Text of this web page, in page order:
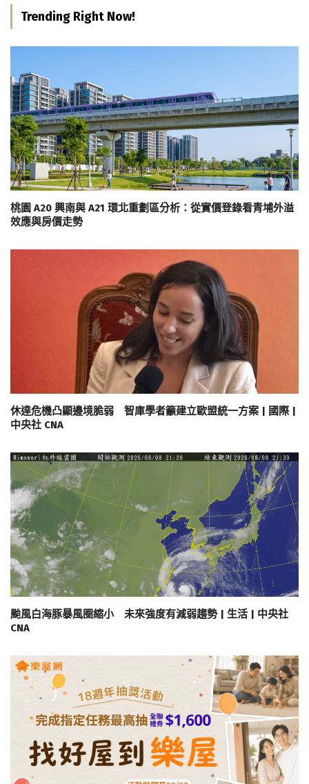
Trending Right Now!
桃園 A20 興南與 A21 環北重劃區分析：從實價登錄看青埔外溢
效應與房價走勢
休達危機凸顯邊境脆弱 智庫學者籲建立歐盟統一方案 | 國際 |
中央社 CNA
颱風白海豚暴風圈縮小 未來強度有減弱趨勢 | 生活 | 中央社
CNA